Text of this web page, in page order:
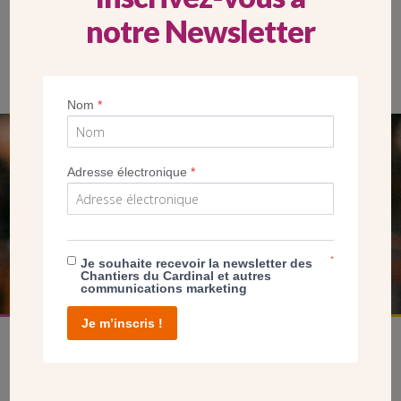
SEUL VOTRE DON
NOUS PERMET D’AGIR
FAIRE UN DON
notre Newsletter
Nom*
Adresse électronique*
Je souhaite recevoir la newsletter des
Chantiers du Cardinal et autres
communications marketing
*
Je m’inscris !